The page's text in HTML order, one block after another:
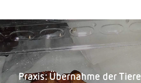
Praxis: Übernahme der Tiere